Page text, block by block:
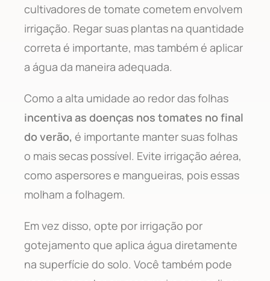
cultivadores de tomate cometem envolvem
irrigação. Regar suas plantas na quantidade
correta é importante, mas também é aplicar
a água da maneira adequada.
Como a alta umidade ao redor das folhas
incentiva as doenças nos tomates no final
do verão, é importante manter suas folhas
o mais secas possível. Evite irrigação aérea,
como aspersores e mangueiras, pois essas
molham a folhagem.
Em vez disso, opte por irrigação por
gotejamento que aplica água diretamente
na superfície do solo. Você também pode